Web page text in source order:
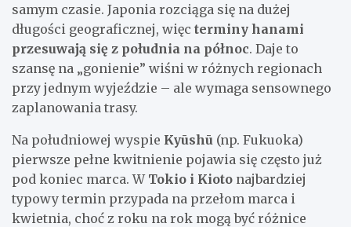
samym czasie. Japonia rozciąga się na dużej
długości geograficznej, więc terminy hanami
przesuwają się z południa na północ. Daje to
szansę na „gonienie” wiśni w różnych regionach
przy jednym wyjeździe – ale wymaga sensownego
zaplanowania trasy.
Na południowej wyspie Kyūshū (np. Fukuoka)
pierwsze pełne kwitnienie pojawia się często już
pod koniec marca. W Tokio i Kioto najbardziej
typowy termin przypada na przełom marca i
kwietnia, choć z roku na rok mogą być różnice